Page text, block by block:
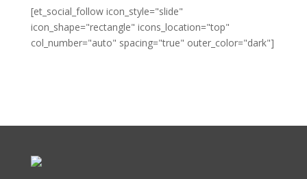
[et_social_follow icon_style="slide"
icon_shape="rectangle" icons_location="top"
col_number="auto" spacing="true" outer_color="dark"]